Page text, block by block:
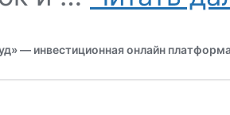
— инвестиционная онлайн